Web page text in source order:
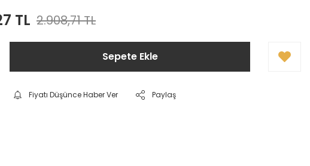
TL 2.908,71 TL
Sepete Ekle
Fiyatı Düşünce Haber Ver Paylaş